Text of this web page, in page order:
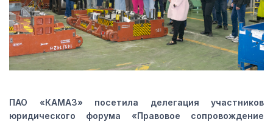
ПАО «КАМАЗ» посетила делегация участников
юридического форума «Правовое сопровождение